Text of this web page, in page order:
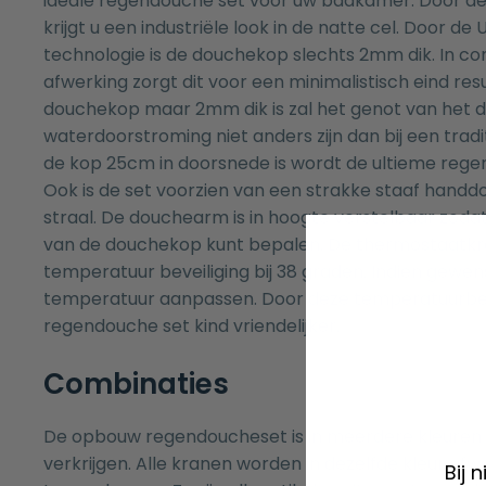
krijgt u een industriële look in de natte cel. Door de
technologie is de douchekop slechts 2mm dik. In
afwerking zorgt dit voor een minimalistisch eind
douchekop maar 2mm dik is zal het genot van het
waterdoorstroming niet anders zijn dan bij een
de kop 25cm in doorsnede is wordt de ultieme
Ook is de set voorzien van een strakke staaf
straal. De douchearm is in hoogte verstelbaar
van de douchekop kunt bepalen. De
temperatuur beveiliging bij 38 graden. Indien
temperatuur aanpassen. Door deze
regendouche set kind vriendelijker.
Combinaties
De opbouw regendoucheset is in meerdere kleuren
verkrijgen. Alle kranen worden in dezelfde kleurBij